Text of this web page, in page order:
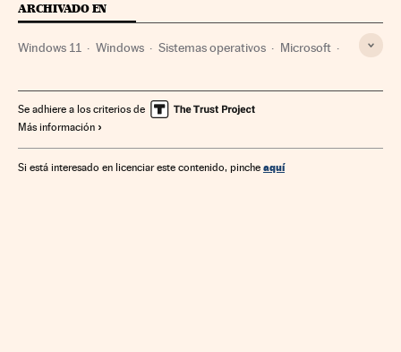
ARCHIVADO EN
Windows 11 Windows Sistemas operativos Microsoft
Se adhiere a los criterios de
Más información
Si está interesado en licenciar este contenido, pinche aquí